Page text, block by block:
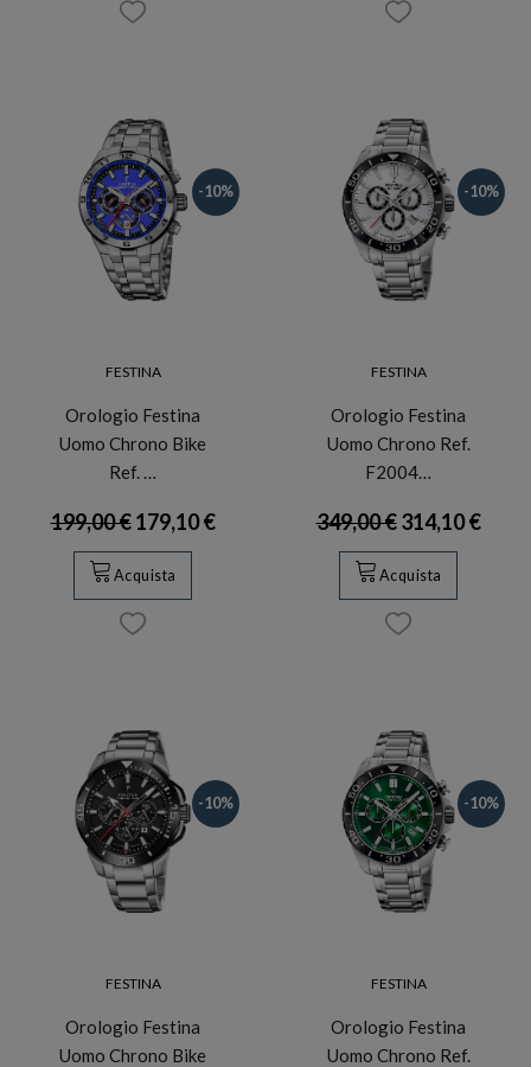
-10%
FESTINA
Orologio Festina
Uomo Chrono Bike
Ref. …
199,00 €179,10 €
Acquista
-10%
FESTINA
Orologio Festina
Uomo Chrono Ref.
F2004…
349,00 €314,10 €
Acquista
-10%
FESTINA
Orologio Festina
Uomo Chrono Bike
-10%
FESTINA
Orologio Festina
Uomo Chrono Ref.